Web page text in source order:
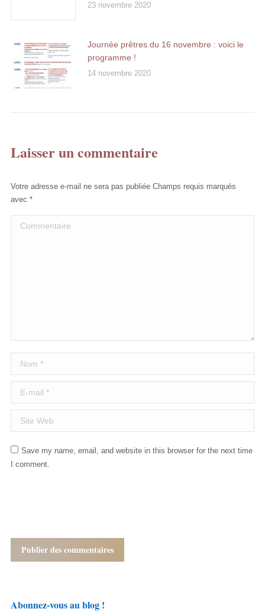
23 novembre 2020
Journée prêtres du 16 novembre : voici le
programme !
14 novembre 2020
Laisser un commentaire
Votre adresse e-mail ne sera pas publiée Champs requis marqués
avec *
Commentaire
Nom *
E-mail *
Site Web
Save my name, email, and website in this browser for the next time
I comment.
Publier des commentaires
Abonnez-vous au blog !